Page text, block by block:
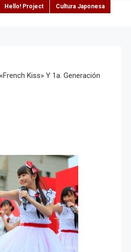
Hello! Project
Cultura Japonesa
Kiss» Y 1a. Generación